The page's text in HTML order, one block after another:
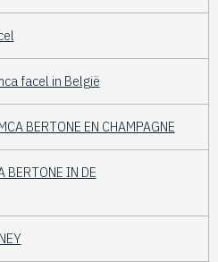
facel in België
BERTONE EN CHAMPAGNE
BERTONE IN DE